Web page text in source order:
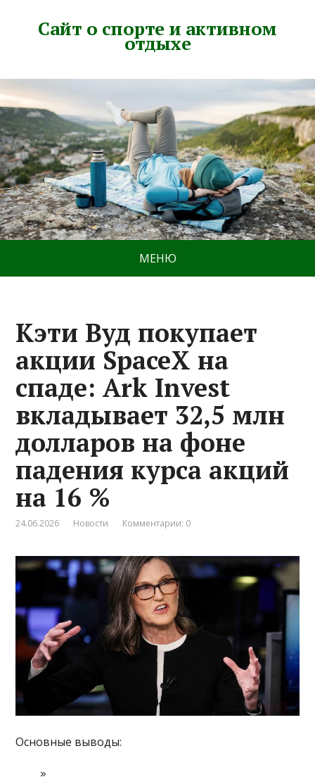
Сайт о спорте и активном
отдыхе
МЕНЮ
Кэти Вуд покупает
акции SpaceX на
спаде: Ark Invest
вкладывает 32,5 млн
долларов на фоне
падения курса акций
на 16 %
24.06.2026 Новости Комментарии: 0
Основные выводы: